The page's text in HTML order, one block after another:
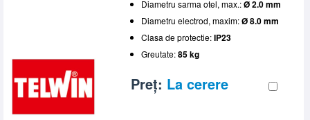
Diametru sarma otel, max.:Ø 2.0 mm
Diametru electrod, maxim:Ø 8.0 mm
Clasa de protectie:IP23
Greutate:85 kg
Preț: La cerere